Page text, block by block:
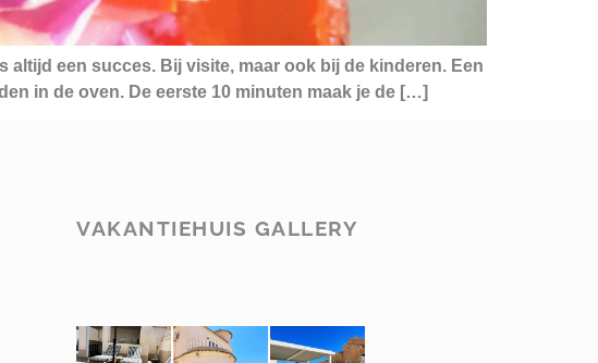
een succes. Bij visite, maar ook bij de kinderen. Een
in de oven. De eerste 10 minuten maak je de […]
VAKANTIEHUIS GALLERY